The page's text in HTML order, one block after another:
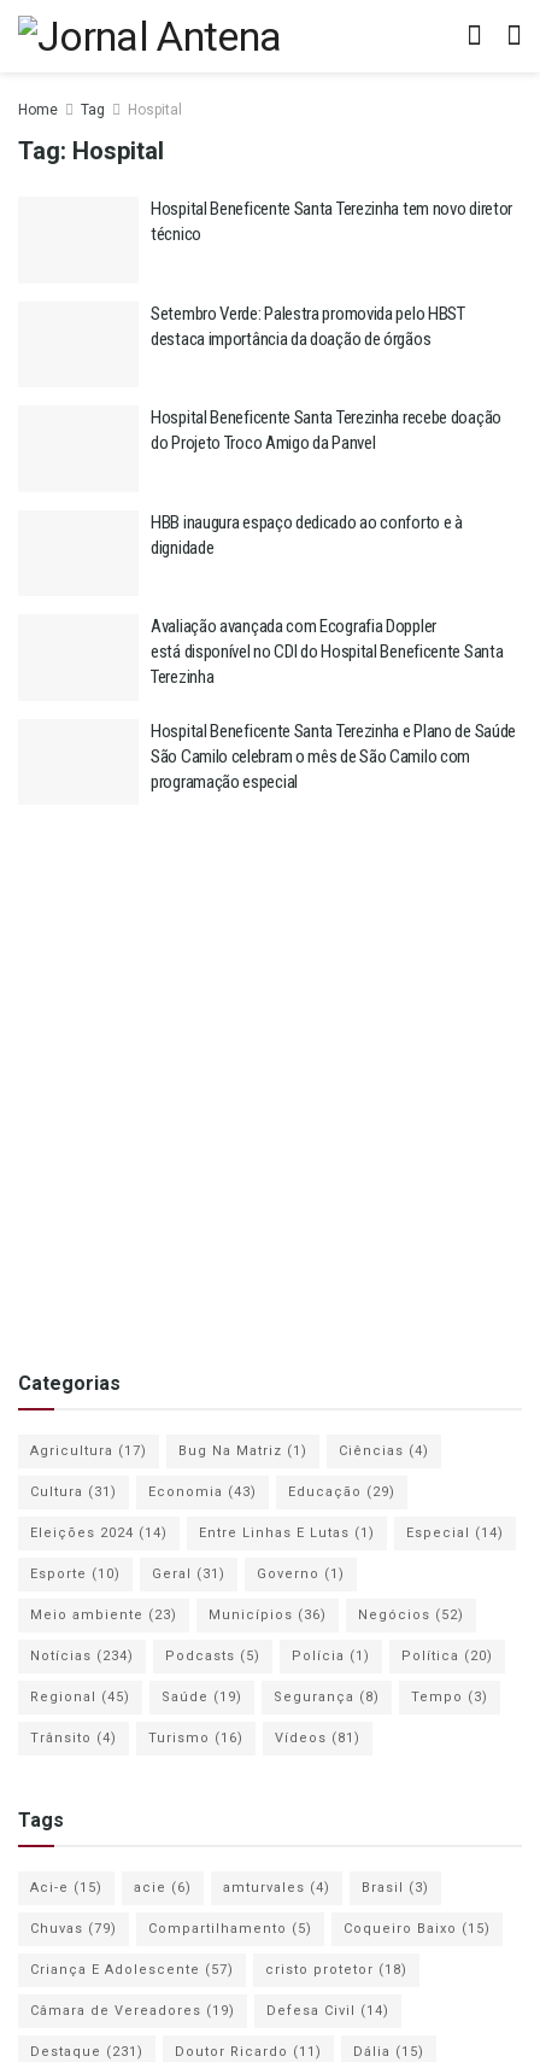
Home Tag Hospital
Tag: Hospital
Hospital Beneficente Santa Terezinha tem novo diretor
técnico
Setembro Verde: Palestra promovida pelo HBST
destaca importância da doação de órgãos
Hospital Beneficente Santa Terezinha recebe doação
do Projeto Troco Amigo da Panvel
HBB inaugura espaço dedicado ao conforto e à
dignidade
Avaliação avançada com Ecografia Doppler
está disponível no CDI do Hospital Beneficente Santa
Terezinha
Hospital Beneficente Santa Terezinha e Plano de Saúde
São Camilo celebram o mês de São Camilo com
programação especial
Categorias
Agricultura (17) Bug Na Matriz (1) Ciências (4)
Cultura (31) Economia (43) Educação (29)
Eleições 2024 (14) Entre Linhas E Lutas (1) Especial (14)
Esporte (10) Geral (31) Governo (1)
Meio ambiente (23) Municípios (36) Negócios (52)
Notícias (234) Podcasts (5) Polícia (1) Política (20)
Regional (45) Saúde (19) Segurança (8) Tempo (3)
Trânsito (4) Turismo (16) Vídeos (81)
Tags
Aci-e (15) acie (6) amturvales (4) Brasil (3)
Chuvas (79) Compartilhamento (5) Coqueiro Baixo (15)
Criança E Adolescente (57) cristo protetor (18)
Câmara de Vereadores (19) Defesa Civil (14)
Destaque (231) Doutor Ricardo (11) Dália (15)